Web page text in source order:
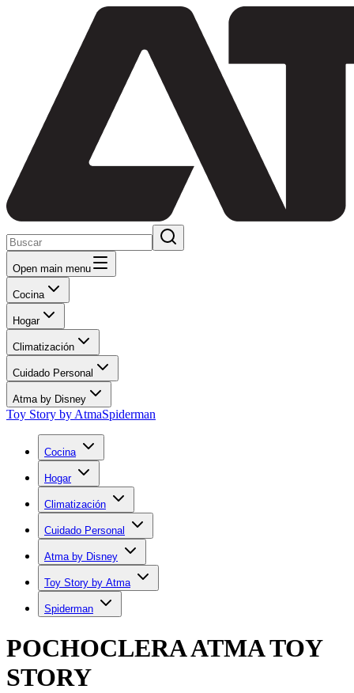
Open main menu
Cocina
Hogar
Climatización
Cuidado Personal
Atma by Disney
Toy Story by AtmaSpiderman
Cocina
Hogar
Climatización
Cuidado Personal
Atma by Disney
Toy Story by Atma
Spiderman
POCHOCLERA ATMA TOY
STORY